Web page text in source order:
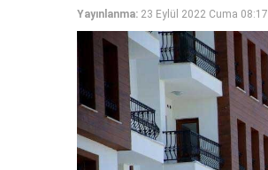
Yayınlanma: 23 Eylül 2022 Cuma 08:17